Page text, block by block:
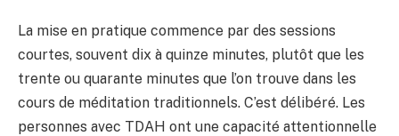
La mise en pratique commence par des sessions
courtes, souvent dix à quinze minutes, plutôt que les
trente ou quarante minutes que l’on trouve dans les
cours de méditation traditionnels. C’est délibéré. Les
personnes avec TDAH ont une capacité attentionnelle